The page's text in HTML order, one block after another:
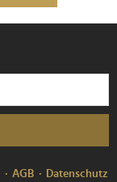
AGB Datenschutz